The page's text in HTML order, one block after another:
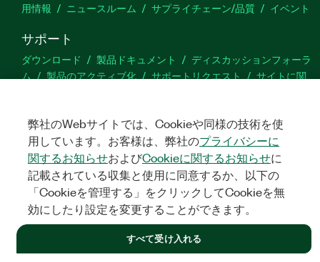
用情報
ニュースルーム サプライチェーン/品質 イベント
サポート
ダウンロード 製品ドキュメント
ディスカッションフォーラ
ム
製品のアクティブ化 サポートリクエスト
サイトに関
TwitterYouTube
NATIONAL INSTRUMENTS CORP. ALL RIGHTS RESERVED.
弊社のWebサイトでは、Cookieや同様の技術を使
用しています。お客様は、弊社のプライバシーに
関するお知らせおよびCookieに関するお知らせに
記載されている収集と使用に同意するか、以下の
「Cookieを管理する」をクリックしてCookieを無
効にしたり設定を変更することができます。
すべて受け入れる